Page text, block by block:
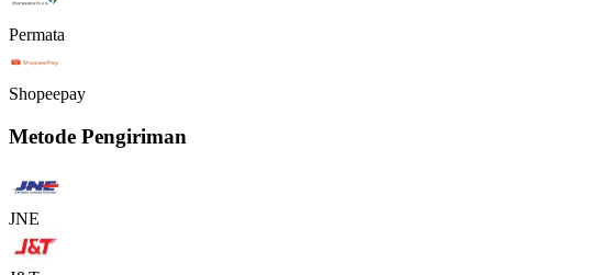
Permata
Shopeepay
Metode Pengiriman
JNE